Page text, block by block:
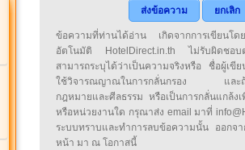
ส่งข้อความ
ยกเลิก
ข้อความที่ท่านได้อ่าน เกิดจากการเขียนโ
อัตโนมัติ HotelDirect.in.th ไม่รับผิดชอบ
สามารถระบุได้ว่าเป็นความจริงหรือ ชื่อผู้เขี
ใช้วิจารณญาณในการกลั่นกรอง และถ้า
กฎหมายและศีลธรรม หรือเป็นการกลั่นแกล้ง
หรือหน่วยงานใด กรุณาส่ง email มาที่
ระบบทราบและทำการลบข้อความนั้น ออกจ
หน้า มา ณ โอกาสนี้